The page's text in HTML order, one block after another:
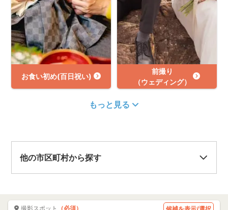
お食い初め(百日祝い)
前撮り
（ウェディング）
もっと見る
他の市区町村から探す
撮影スポット （必須）